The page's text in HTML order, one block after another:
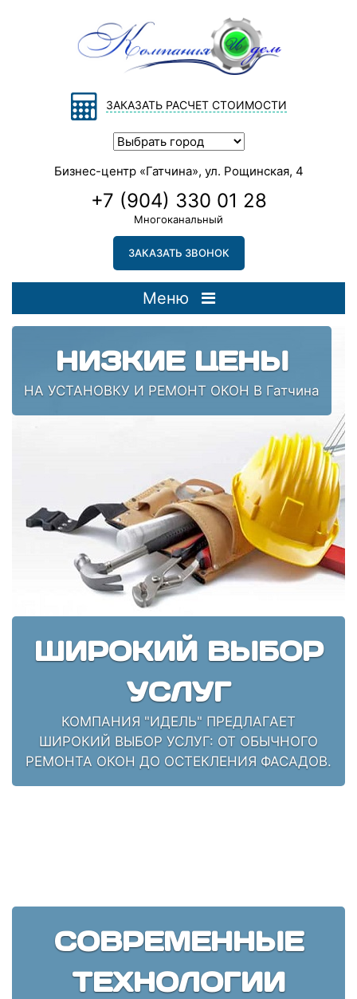
ЗАКАЗАТЬ РАСЧЕТ СТОИМОСТИ
Бизнес-центр «Гатчина», ул. Рощинская, 4
+7 (904) 330 01 28
Многоканальный
ЗАКАЗАТЬ ЗВОНОК
Меню
НИЗКИЕ ЦЕНЫ
НА УСТАНОВКУ И РЕМОНТ ОКОН В Гатчина
ШИРОКИЙ ВЫБОР
УСЛУГ
КОМПАНИЯ "ИДЕЛЬ" ПРЕДЛАГАЕТ
ШИРОКИЙ ВЫБОР УСЛУГ: ОТ ОБЫЧНОГО
РЕМОНТА ОКОН ДО ОСТЕКЛЕНИЯ ФАСАДОВ.
СОВРЕМЕННЫЕ
ТЕХНОЛОГИИ